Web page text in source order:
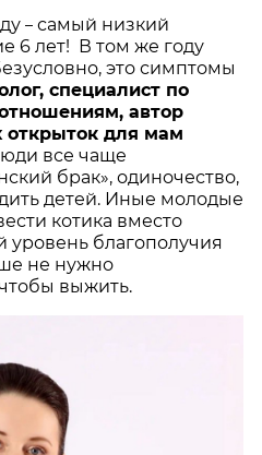
– самый низкий
6 лет! В том же году
это симптомы
специалист по
автор
открыток для мам
все чаще
брак», одиночество,
детей. Иные молодые
котика вместо
благополучия
не нужно
выжить.